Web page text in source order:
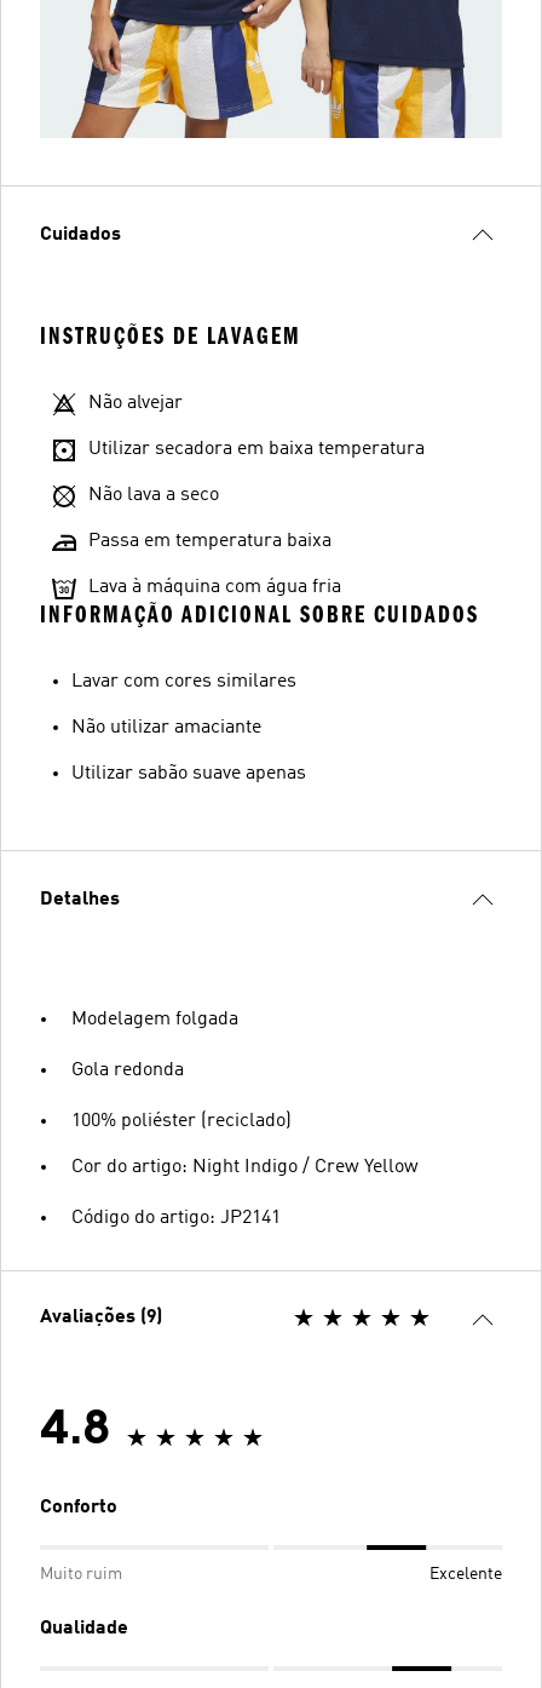
Cuidados
INSTRUÇÕES DE LAVAGEM
Não alvejar
Utilizar secadora em baixa temperatura
Não lava a seco
Passa em temperatura baixa
Lava à máquina com água fria
INFORMAÇÃO ADICIONAL SOBRE CUIDADOS
Lavar com cores similares
Não utilizar amaciante
Utilizar sabão suave apenas
Detalhes
Modelagem folgada
Gola redonda
100% poliéster (reciclado)
Cor do artigo: Night Indigo / Crew Yellow
Código do artigo: JP2141
Avaliações (9)
4.8
Conforto
Muito ruim Excelente
Qualidade